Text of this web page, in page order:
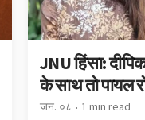
JNU हिंसा:
के साथ तो पायल
जन. ०८ 1 min read